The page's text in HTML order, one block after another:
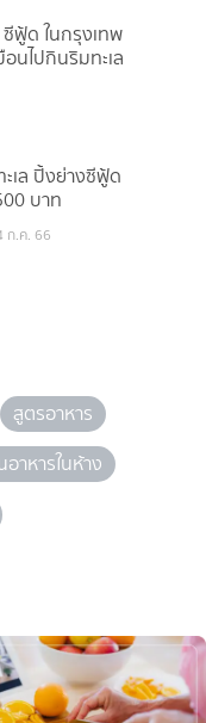
ซีฟู้ด ในกรุงเทพ
นไปกินริมทะเล
เล ปิ้งย่างซีฟู้ด
บาท
ก.ค. 66
สูตรอาหาร
อาหารในห้าง